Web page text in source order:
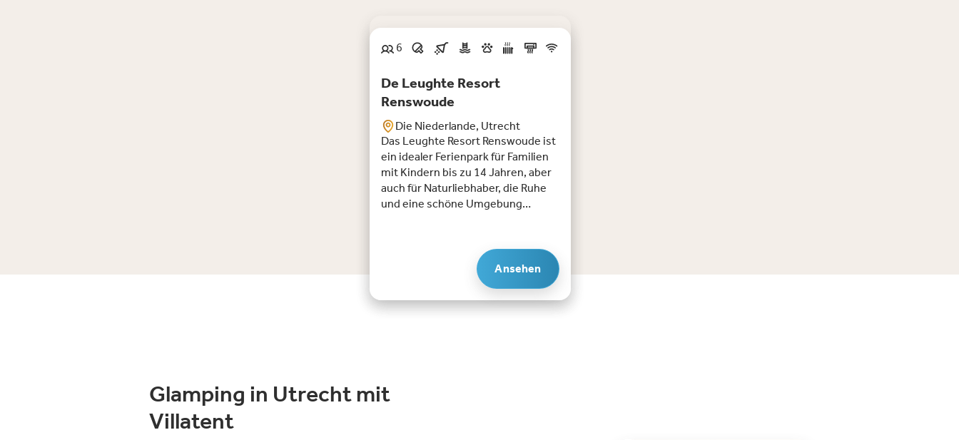
6
De Leughte Resort
Renswoude
Die Niederlande, Utrecht
Das Leughte Resort Renswoude ist
ein idealer Ferienpark für Familien
mit Kindern bis zu 14 Jahren, aber
auch für Naturliebhaber, die Ruhe
und eine schöne Umgebung
und dem Nationalpark Hoge Veluwe
gelegen, bietet der Park eine
perfekte Mischung aus
Entspannung und Abenteuer. Mit
Renswoude:Badespaß für alle: Das
Ansehen
Glamping in Utrecht mit
Villatent